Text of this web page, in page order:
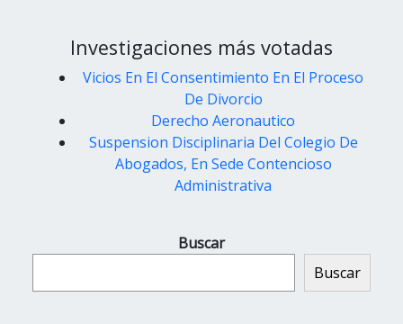
Investigaciones más votadas
Vicios En El Consentimiento En El Proceso
De Divorcio
Derecho Aeronautico
Suspension Disciplinaria Del Colegio De
Abogados, En Sede Contencioso
Administrativa
Buscar
Buscar